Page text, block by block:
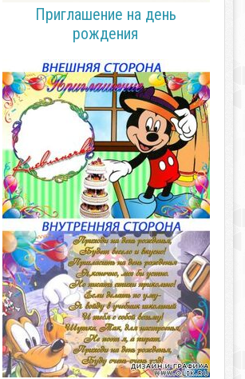
Приглашение на день
рождения